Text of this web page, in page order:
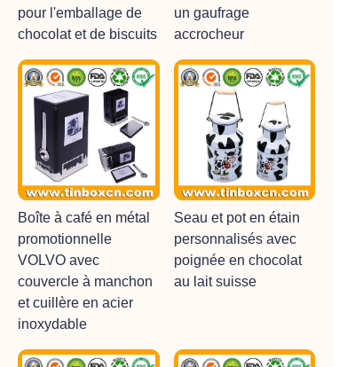
pour l'emballage de
chocolat et de biscuits
un gaufrage
accrocheur
Boîte à café en métal
promotionnelle
VOLVO avec
couvercle à manchon
et cuillère en acier
inoxydable
Seau et pot en étain
personnalisés avec
poignée en chocolat
au lait suisse